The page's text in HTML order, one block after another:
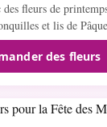
des fleurs de
et lis de
des fleurs